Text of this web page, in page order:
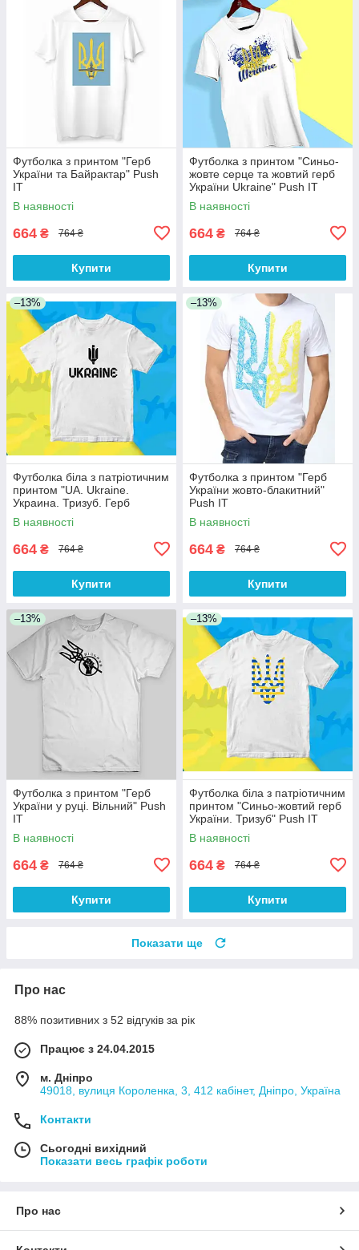
Футболка з принтом "Герб
України та Байрактар" Push
IT
В наявності
664 ₴ 764 ₴
Купити
Футболка з принтом "Синьо-
жовте серце та жовтий герб
України Ukraine" Push IT
В наявності
664 ₴ 764 ₴
Купити
–13%
Футболка біла з патріотичним
принтом "UA. Ukraine.
Украина. Тризуб. Герб
України" Push IT
В наявності
664 ₴ 764 ₴
Купити
–13%
Футболка з принтом "Герб
України жовто-блакитний"
Push IT
В наявності
664 ₴ 764 ₴
Купити
–13%
Футболка з принтом "Герб
України у руці. Вільний" Push
IT
В наявності
664 ₴ 764 ₴
Купити
–13%
Футболка біла з патріотичним
принтом "Синьо-жовтий герб
України. Тризуб" Push IT
В наявності
664 ₴ 764 ₴
Купити
Показати ще
Про нас
88% позитивних з 52 відгуків за рік
Працює з 24.04.2015
м. Дніпро
49018, вулиця Короленка, 3, 412 кабінет, Дніпро, Україна
Контакти
Сьогодні вихідний
Показати весь графік роботи
Про нас